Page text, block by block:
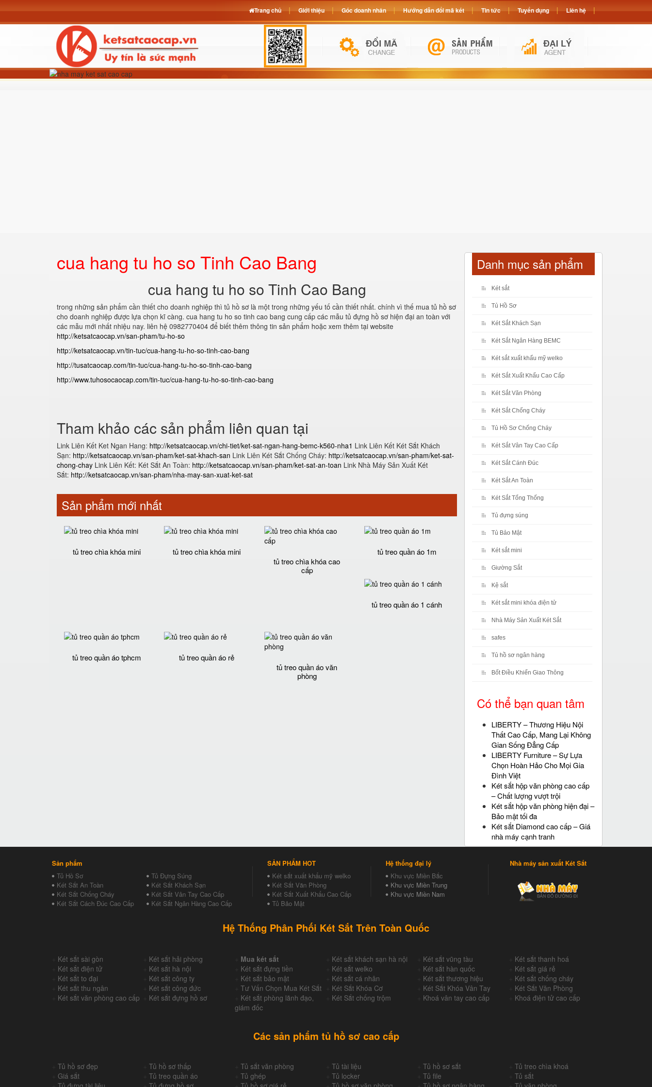
cua hang tu ho so Tinh Cao Bang
cua hang tu ho so Tinh Cao Bang
trong những sản phẩm cần thiết cho doanh nghiệp thì tủ hồ sơ là một trong những yếu tố cần thiết nhất. chính vì thế mua tủ hồ sơ
cho doanh nghiệp được lựa chọn kĩ càng. cua hang tu ho so tinh cao bang cung cấp các mẫu tủ đựng hồ sơ hiện đại an toàn với
các mẫu mới nhất nhiệu nay. liên hệ 0982770404 để biết thêm thông tin sản phẩm hoặc xem thêm tại website
http://ketsatcaocap.vn/san-pham/tu-ho-so
http://ketsatcaocap.vn/tin-tuc/cua-hang-tu-ho-so-tinh-cao-bang
http://tusatcaocap.com/tin-tuc/cua-hang-tu-ho-so-tinh-cao-bang
http://www.tuhosocaocap.com/tin-tuc/cua-hang-tu-ho-so-tinh-cao-bang
Tham khảo các sản phẩm liên quan tại
Link Liên Kết Ket Ngan Hang: http://ketsatcaocap.vn/chi-tiet/ket-sat-ngan-hang-bemc-k560-nha1 Link Liên Kết Két Sắt Khách
Sạn: http://ketsatcaocap.vn/san-pham/ket-sat-khach-san Link Liên Két Sắt Chống Cháy: http://ketsatcaocap.vn/san-pham/ket-sat-
chong-chay Link Liên Kết: Két Sắt An Toàn: http://ketsatcaocap.vn/san-pham/ket-sat-an-toan Link Nhà Máy Sản Xuất Két
Sắt: http://ketsatcaocap.vn/san-pham/nha-may-san-xuat-ket-sat
Sản phẩm mới nhất
tủ treo chìa khóa mini
tủ treo chìa khóa mini
tủ treo chìa khóa cao
cấp
tủ treo quần áo 1m
tủ treo quần áo 1 cánh
tủ treo quần áo tphcm
tủ treo quần áo rẻ
tủ treo quần áo văn
phòng
Danh mục sản phẩm
Két sắt
Tủ Hồ Sơ
Két Sắt Khách Sạn
Két Sắt Ngân Hàng BEMC
Két sắt xuất khẩu mỹ welko
Két Sắt Xuất Khẩu Cao Cấp
Két Sắt Văn Phòng
Két Sắt Chống Cháy
Tủ Hồ Sơ Chống Cháy
Két Sắt Vân Tay Cao Cấp
Két Sắt Cánh Đúc
Két Sắt An Toàn
Két Sắt Tổng Thống
Tủ đựng súng
Tủ Bảo Mật
Két sắt mini
Giường Sắt
Kệ sắt
Két sắt mini khóa điện tử
Nhà Máy Sản Xuất Két Sắt
safes
Tủ hồ sơ ngân hàng
Bốt Điều Khiển Giao Thông
Có thể bạn quan tâm
LIBERTY – Thương Hiệu Nội
Thất Cao Cấp, Mang Lại Không
Gian Sống Đẳng Cấp
LIBERTY Furniture – Sự Lựa
Chọn Hoàn Hảo Cho Mọi Gia
Đình Việt
Két sắt hộp văn phòng cao cấp
– Chất lượng vượt trội
Két sắt hộp văn phòng hiện đại –
Bảo mật tối đa
Két sắt Diamond cao cấp – Giá
nhà máy cạnh tranh
Sản phẩm
Tủ Hồ Sơ
Tủ Đựng Súng
Két Sắt An Toàn
Két Sắt Khách Sạn
Két Sắt Chống Cháy
Két Sắt Vân Tay Cao Cấp
Két Sắt Cách Đúc Cao Cấp
Két Sắt Ngân Hàng Cao Cấp
SẢN PHẨM HOT
Két sắt xuất khẩu mỹ welko
Két Sắt Văn Phòng
Két Sắt Xuất Khẩu Cao Cấp
Tủ Bảo Mật
Hệ thống đại lý
Khu vực Miền Bắc
Khu vực Miền Trung
Khu vực Miền Nam
Nhà máy sản xuất Két Sắt
Hệ Thống Phân Phối Két Sắt Trên Toàn Quốc
Két sắt sài gòn Két sắt hải phòng Mua két sắt Két sắt khách sạn hà nội Két sắt vũng tàu
Két sắt thanh hoá
Két sắt điện tử Két sắt hà nội Két sắt đựng tiền Két sắt welko Két sắt hàn quốc
Két sắt giá rẻ
Két sắt to đại Két sắt công ty Két sắt bảo mật Két sắt cá nhân Két sắt thương hiệu
Két sắt chống cháy
Két sắt thu ngân Két sắt công đức Tư Vấn Chọn Mua Két Sắt Két Sắt Khóa Cơ Két Sắt Khóa Vân Tay
Két Sắt Văn Phòng
Két sắt văn phòng cao cấp Két sắt đựng hồ sơ
Két sắt phòng lãnh đạo,
giám đốc
Két Sắt chống trộm Khoá vân tay cao cấp Khoá điện tử cao cấp
Các sản phẩm tủ hồ sơ cao cấp
Tủ hồ sơ đẹp +Tủ hồ sơ thấp Tủ sắt văn phòng Tủ tài liệu +Tủ hồ sơ sắt
Tủ treo chìa khoá
Giá sắt +Tủ treo quần áo Tủ ghép Tủ locker +Tủ file
Tủ sắt
Trang chủ Giới thiệu Góc doanh nhân Hướng dẫn đổi mã két Tin tức Tuyển dụng Liên hệ